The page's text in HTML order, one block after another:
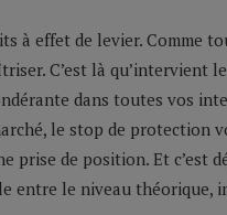
à effet de levier. Comme
C’est là
dans toutes vos
le stop de protection
prise de position. Et c’est
entre le niveau